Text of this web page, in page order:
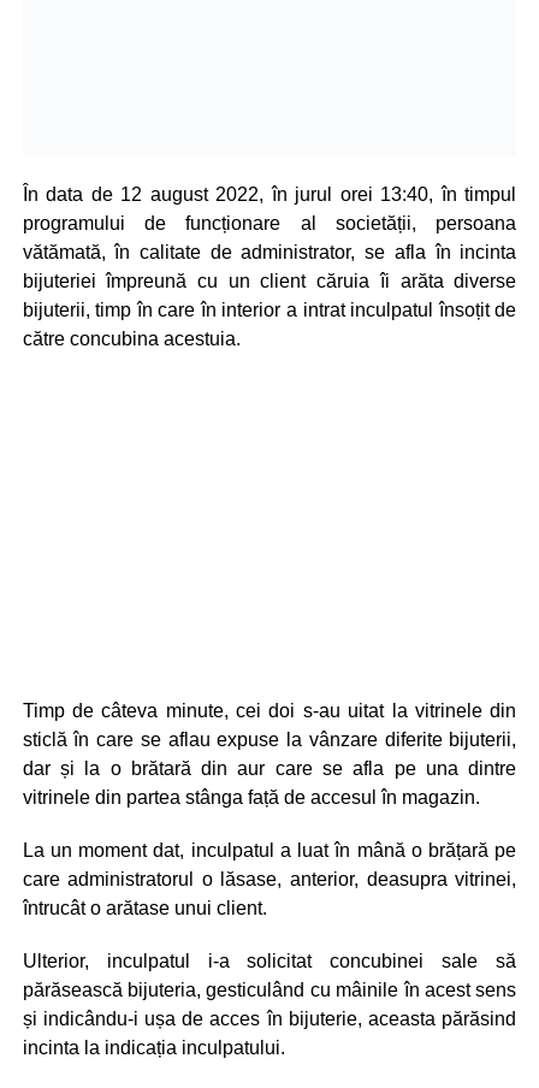
În data de 12 august 2022, în jurul orei 13:40, în timpul
programului de funcționare al societății, persoana
vătămată, în calitate de administrator, se afla în incinta
bijuteriei împreună cu un client căruia îi arăta diverse
bijuterii, timp în care în interior a intrat inculpatul însoțit de
către concubina acestuia.
Timp de câteva minute, cei doi s-au uitat la vitrinele din
sticlă în care se aflau expuse la vânzare diferite bijuterii,
dar și la o brătară din aur care se afla pe una dintre
vitrinele din partea stânga față de accesul în magazin.
La un moment dat, inculpatul a luat în mână o brățară pe
care administratorul o lăsase, anterior, deasupra vitrinei,
întrucât o arătase unui client.
Ulterior, inculpatul i-a solicitat concubinei sale să
părăsească bijuteria, gesticulând cu mâinile în acest sens
și indicându-i ușa de acces în bijuterie, aceasta părăsind
incinta la indicația inculpatului.